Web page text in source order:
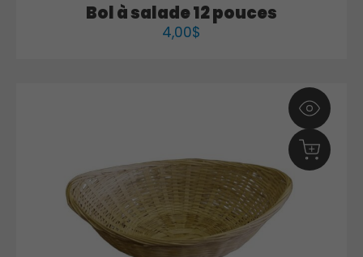
Bol à salade 12 pouces
4,00$